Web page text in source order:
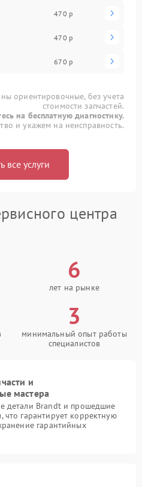
470 р
470 р
670 р
ориентировочные, без учета
стоимости запчастей.
на бесплатную диагностику.
и укажем на неисправность.
все услуги
центра
6
лет на рынке
3
минимальный опыт работы
специалистов
и
мастера
детали Brandt и прошедшие
гарантирует корректную
гарантийных